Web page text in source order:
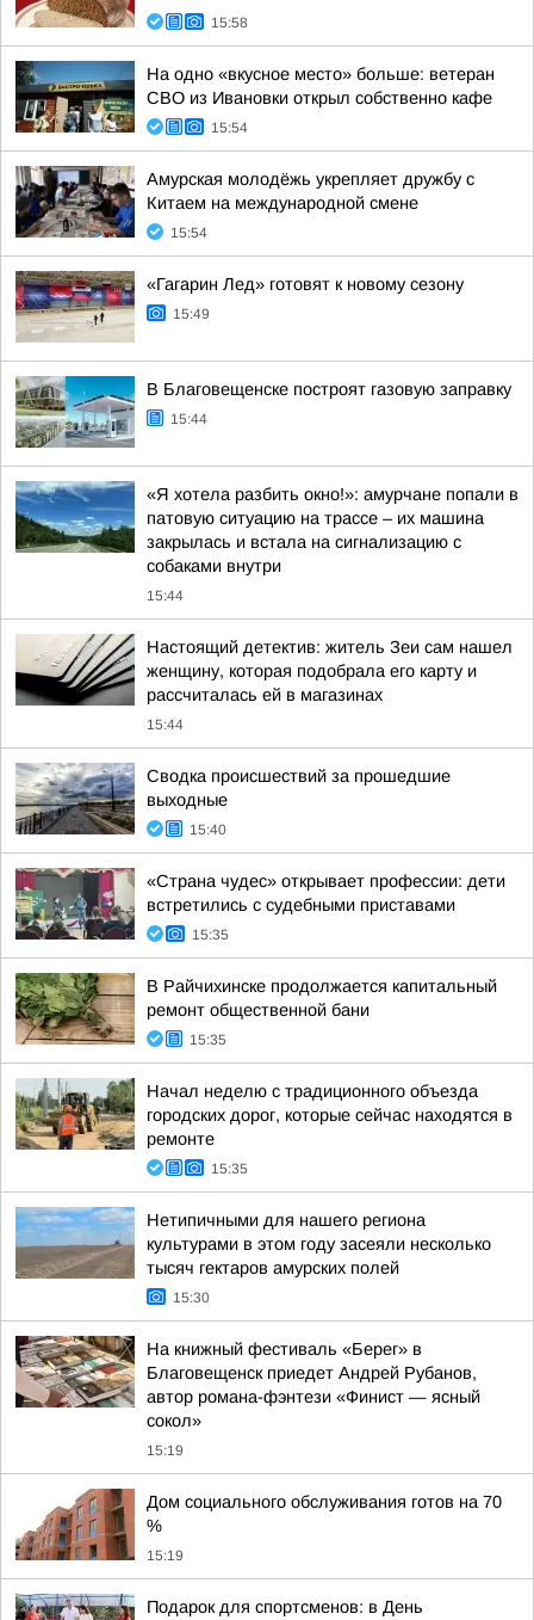
15:58
На одно «вкусное место» больше: ветеран
СВО из Ивановки открыл собственно кафе
15:54
Амурская молодёжь укрепляет дружбу с
Китаем на международной смене
15:54
«Гагарин Лед» готовят к новому сезону
15:49
В Благовещенске построят газовую заправку
15:44
«Я хотела разбить окно!»: амурчане попали в
патовую ситуацию на трассе – их машина
закрылась и встала на сигнализацию с
собаками внутри
15:44
Настоящий детектив: житель Зеи сам нашел
женщину, которая подобрала его карту и
рассчиталась ей в магазинах
15:44
Сводка происшествий за прошедшие
выходные
15:40
«Страна чудес» открывает профессии: дети
встретились с судебными приставами
15:35
В Райчихинске продолжается капитальный
ремонт общественной бани
15:35
Начал неделю с традиционного объезда
городских дорог, которые сейчас находятся в
ремонте
15:35
Нетипичными для нашего региона
культурами в этом году засеяли несколько
тысяч гектаров амурских полей
15:30
На книжный фестиваль «Берег» в
Благовещенск приедет Андрей Рубанов,
автор романа-фэнтези «Финист — ясный
сокол»
15:19
Дом социального обслуживания готов на 70
%
15:19
Подарок для спортсменов: в День